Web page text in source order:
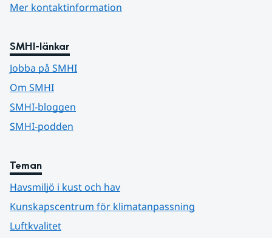
Mer kontaktinformation
SMHI-länkar
Jobba på SMHI
Om SMHI
SMHI-bloggen
SMHI-podden
Teman
Havsmiljö i kust och hav
Kunskapscentrum för klimatanpassning
Luftkvalitet